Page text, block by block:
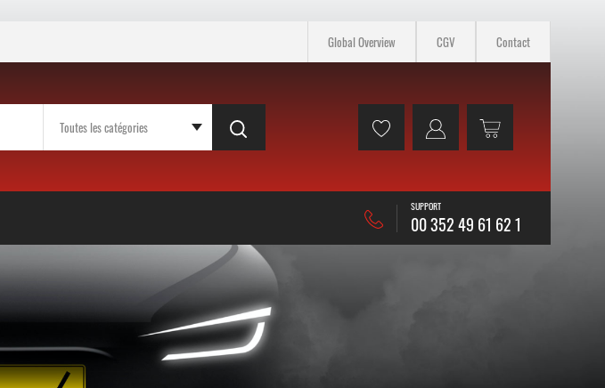
Global Overview CGV Contact
SUPPORT
00 352 49 61 62 1